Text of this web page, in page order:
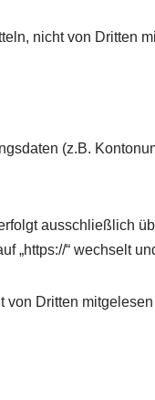
nicht von Dritten
(z.B.
ausschließlich
„https://“ wechselt
von Dritten